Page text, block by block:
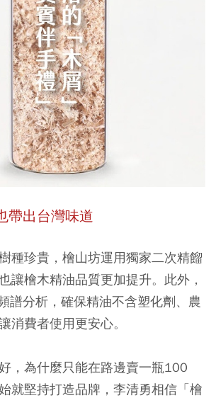
帶出台灣味道
種珍貴，檜山坊運用獨家二次精餾
讓檜木精油品質更加提升。此外，
譜分析，確保精油不含塑化劑、農
消費者使用更安心。
，為什麼只能在路邊賣一瓶100
就堅持打造品牌，李清勇相信「檜